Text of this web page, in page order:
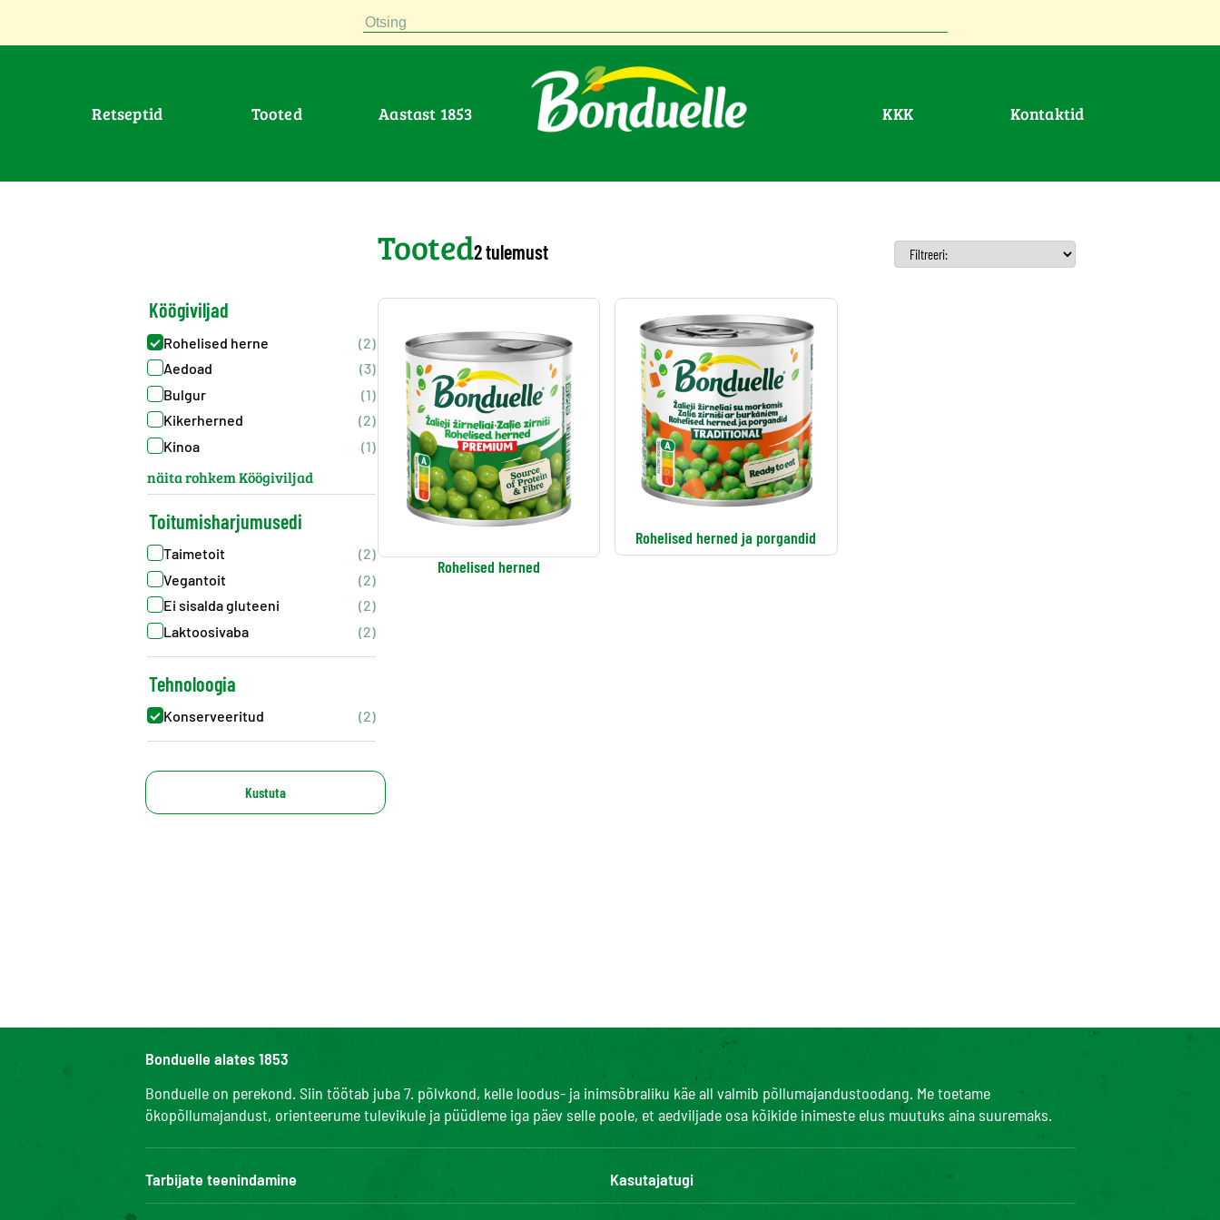
Otsing
Retseptid Tooted Aastast 1853 KKK Kontaktid
Tooted2 tulemust
Köögiviljad
Rohelised herne
(2)
Aedoad
(3)
Bulgur
(1)
Kikerherned
(2)
Kinoa
(1)
näita rohkem Köögiviljad
Toitumisharjumusedi
Taimetoit
(2)
Vegantoit
(2)
Ei sisalda gluteeni
(2)
Laktoosivaba
(2)
Tehnoloogia
Konserveeritud (2)
Kustuta
Rohelised herned
Rohelised herned ja porgandid
Bonduelle alates 1853
Bonduelle on perekond. Siin töötab juba 7. põlvkond, kelle loodus- ja inimsõbraliku käe all valmib põllumajandustoodang. Me toetame
ökopõllumajandust, orienteerume tulevikule ja püüdleme iga päev selle poole, et aedviljade osa kõikide inimeste elus muutuks aina suuremaks.
Tarbijate teenindamine
Kasutajatugi